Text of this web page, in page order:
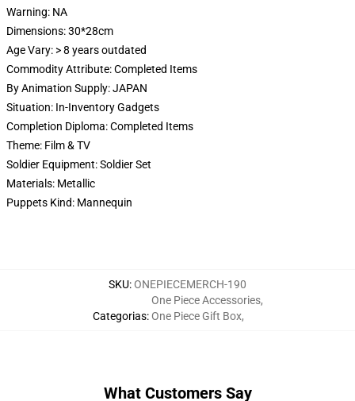
Warning: NA
Dimensions: 30*28cm
Age Vary: > 8 years outdated
Commodity Attribute: Completed Items
By Animation Supply: JAPAN
Situation: In-Inventory Gadgets
Completion Diploma: Completed Items
Theme: Film & TV
Soldier Equipment: Soldier Set
Materials: Metallic
Puppets Kind: Mannequin
SKU:ONEPIECEMERCH-190
Categorias:
One Piece Accessories,
One Piece Gift Box,
What Customers Say